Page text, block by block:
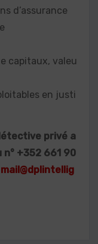
d’assurance
capitaux, valeu
en justi
privé a
+352 661 90
mail@dplintellig